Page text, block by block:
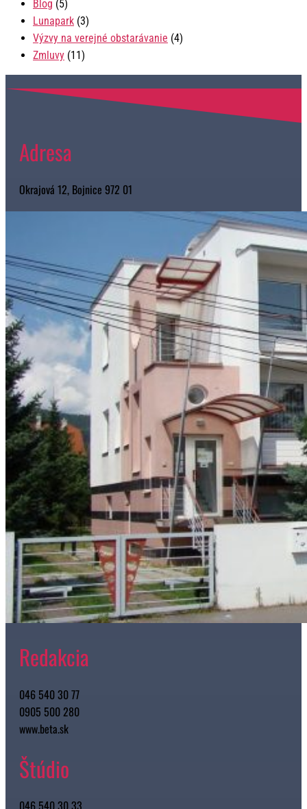
Blog (5)
Lunapark (3)
Výzvy na verejné obstarávanie (4)
Zmluvy (11)
Adresa
Okrajová 12, Bojnice 972 01
Redakcia
046 540 30 77
0905 500 280
www.beta.sk
Štúdio